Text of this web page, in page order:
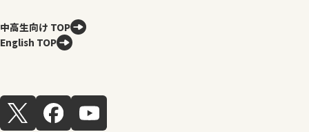
中高生向け TOP
English TOP